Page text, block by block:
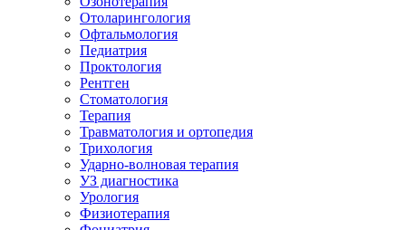
Отоларингология
Офтальмология
Педиатрия
Проктология
Рентген
Стоматология
Терапия
Травматология и ортопедия
Трихология
Ударно-волновая терапия
УЗ диагностика
Урология
Физиотерапия